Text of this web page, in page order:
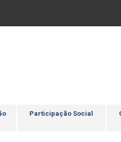
Participação Social